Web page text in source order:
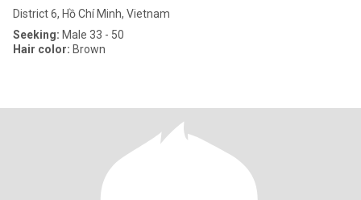
District 6, Hồ Chí Minh, Vietnam
Seeking: Male 33 - 50
Hair color: Brown